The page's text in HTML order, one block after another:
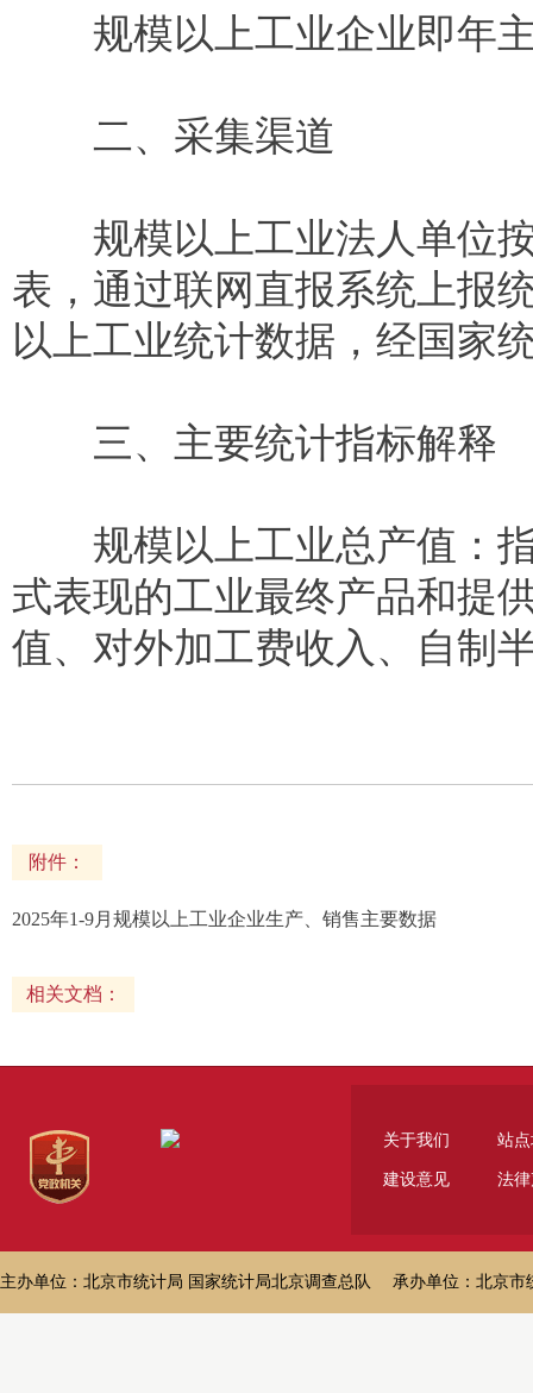
规模以上工业企业即年主
二、采集渠道
规模以上工业法人单位按
表，通过联网直报系统上报
以上工业统计数据，经国家
三、主要统计指标解释
规模以上工业总产值：指
式表现的工业最终产品和提
值、对外加工费收入、自制
附件：
2025年1-9月规模以上工业企业生产、销售主要数据
相关文档：
关于我们 站
建设意见 法
主办单位：北京市统计局 国家统计局北京调查总队 承办单位：北京市